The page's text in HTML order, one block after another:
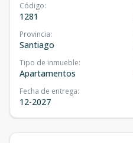
Código:
1281
Provincia:
Santiago
Tipo de inmueble:
Apartamentos
Fecha de entrega:
12-2027